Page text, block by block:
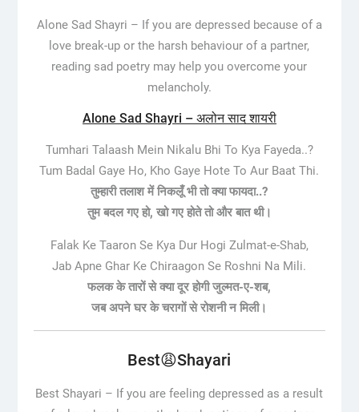
Alone Sad Shayri – If you are depressed because of a
love break-up or the harsh behaviour of a partner,
reading sad poetry may help you overcome your
melancholy.
Alone Sad Shayri – अलोन साद शायरी
Tumhari Talaash Mein Nikalu Bhi To Kya Fayeda..?
Tum Badal Gaye Ho, Kho Gaye Hote To Aur Baat Thi.
तुम्हारी तलाश में निकलूँ भी तो क्या फायदा..?
तुम बदल गए हो, खो गए होते तो और बात थी।
Falak Ke Taaron Se Kya Dur Hogi Zulmat-e-Shab,
Jab Apne Ghar Ke Chiraagon Se Roshni Na Mili.
फलक के तारों से क्या दूर होगी जुल्मत-ए-शब,
जब अपने घर के चरागों से रोशनी न मिली।
Best😩Shayari
Best Shayari – If you are feeling depressed as a result